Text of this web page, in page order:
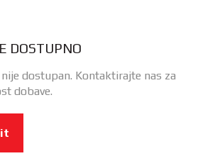
DOSTUPNO
dostupan. Kontaktirajte nas za
dobave.